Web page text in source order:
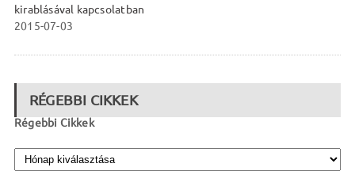
kirablásával kapcsolatban
2015-07-03
RÉGEBBI CIKKEK
Régebbi Cikkek